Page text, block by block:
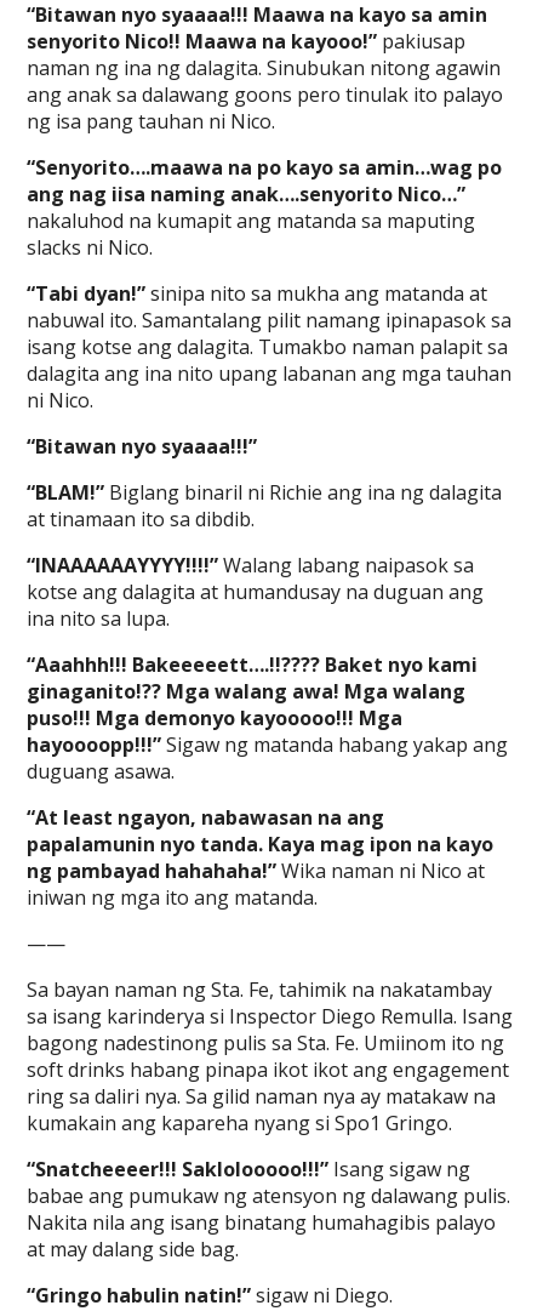
“Bitawan nyo syaaaa!!! Maawa na kayo sa amin
senyorito Nico!! Maawa na kayooo!” pakiusap
naman ng ina ng dalagita. Sinubukan nitong agawin
ang anak sa dalawang goons pero tinulak ito palayo
ng isa pang tauhan ni Nico.
“Senyorito….maawa na po kayo sa amin…wag po
ang nag iisa naming anak….senyorito Nico…”
nakaluhod na kumapit ang matanda sa maputing
slacks ni Nico.
“Tabi dyan!”sinipa nito sa mukha ang matanda at
nabuwal ito. Samantalang pilit namang ipinapasok sa
isang kotse ang dalagita. Tumakbo naman palapit sa
dalagita ang ina nito upang labanan ang mga tauhan
ni Nico.
“Bitawan nyo syaaaa!!!”
“BLAM!” Biglang binaril ni Richie ang ina ng dalagita
at tinamaan ito sa dibdib.
“INAAAAAAYYYY!!!!”Walang labang naipasok sa
kotse ang dalagita at humandusay na duguan ang
ina nito sa lupa.
“Aaahhh!!! Bakeeeeett….!!???? Baket nyo kami
ginaganito!?? Mga walang awa! Mga walang
puso!!! Mga demonyo kayooooo!!! Mga
hayoooopp!!!”Sigaw ng matanda habang yakap ang
duguang asawa.
“At least ngayon, nabawasan na ang
papalamunin nyo tanda. Kaya mag ipon na kayo
ng pambayad hahahaha!”Wika naman ni Nico at
iniwan ng mga ito ang matanda.
——
Sa bayan naman ng Sta. Fe, tahimik na nakatambay
sa isang karinderya si Inspector Diego Remulla. Isang
bagong nadestinong pulis sa Sta. Fe. Umiinom ito ng
soft drinks habang pinapa ikot ikot ang engagement
ring sa daliri nya. Sa gilid naman nya ay matakaw na
kumakain ang kapareha nyang si Spo1 Gringo.
“Snatcheeeer!!! Saklolooooo!!!” Isang sigaw ng
babae ang pumukaw ng atensyon ng dalawang pulis.
Nakita nila ang isang binatang humahagibis palayo
at may dalang side bag.
“Gringo habulin natin!”sigaw ni Diego.